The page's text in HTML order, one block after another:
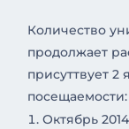
Количество
продолжает
присуттвует
посещаемости:
Октябрь